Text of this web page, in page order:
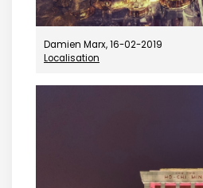
Damien Marx, 16-02-2019
Localisation